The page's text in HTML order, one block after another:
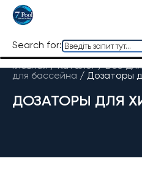
Search for:
Главная / Каталог/Все
для бассейна / Дозаторы
ДОЗАТОРЫ ДЛЯ